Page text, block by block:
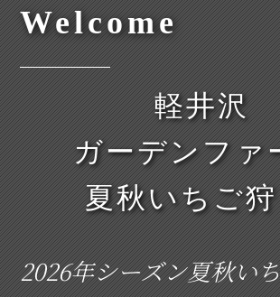
Welcome
軽井沢
ガーデンファ
夏秋いちご
2026年シーズン夏秋い